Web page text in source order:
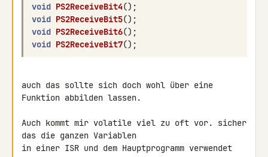
void PS2ReceiveBit4();
void PS2ReceiveBit5();
void PS2ReceiveBit6();
void PS2ReceiveBit7();
auch das sollte sich doch wohl über eine
Funktion abbilden lassen.
Auch kommt mir volatile viel zu oft vor. sicher
das die ganzen Variablen
in einer ISR und dem Hauptprogramm verwendet